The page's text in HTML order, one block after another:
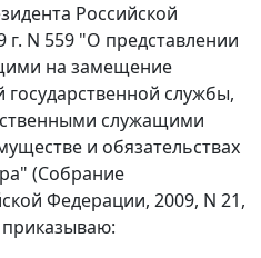
Российской
N 559 "О представлении
на замещение
службы,
служащими
и обязательствах
(Собрание
Федерации, 2009, N 21,
приказываю: